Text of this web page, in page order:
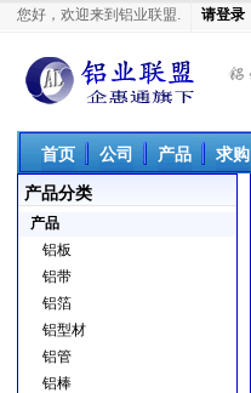
您好，欢迎来到铝业联盟. 请登录
铝业联盟
首页 公司 产品 求购
产品分类
产品
铝板
铝带
铝箔
铝型材
铝管
铝棒